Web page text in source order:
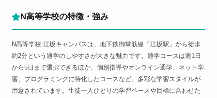
N高等学校の特徴・強み
N高等学校 江坂キャンパスは、地下鉄御堂筋線「江坂駅」から徒歩
約2分という通学のしやすさが大きな魅力です。通学コースは週1日
から5日まで選択できるほか、個別指導やオンライン通学、ネット学
習、プログラミングに特化したコースなど、多彩な学習スタイルが
用意されています。生徒一人ひとりの学習ペースや目標に合わせた